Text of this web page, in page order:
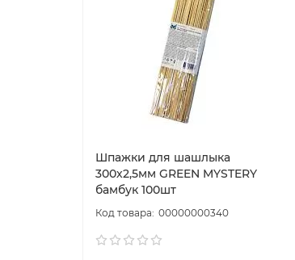
Шпажки для шашлыка
300х2,5мм GREEN MYSTERY
бамбук 100шт
00000000340